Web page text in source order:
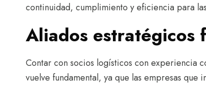
continuidad, cumplimiento y eficiencia para
Aliados estratégicos
Contar con socios logísticos con experiencia
vuelve fundamental, ya que las empresas